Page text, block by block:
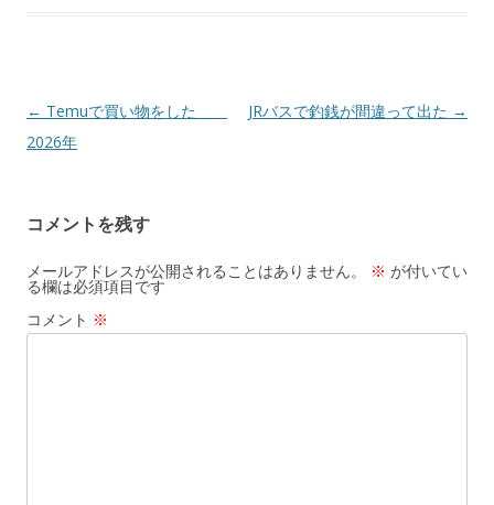
投
稿
ゲ
ー
シ
ョ
← Temuで買い物をした
2026年
JRバスで釣銭が間違って出た →
コメントを残す
メールアドレスが公開されることはありません。 ※ が付いてい
る欄は必須項目です
コメント ※